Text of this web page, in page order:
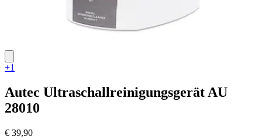
+1
Autec Ultraschallreinigungsgerät AU
28010
€ 39,90